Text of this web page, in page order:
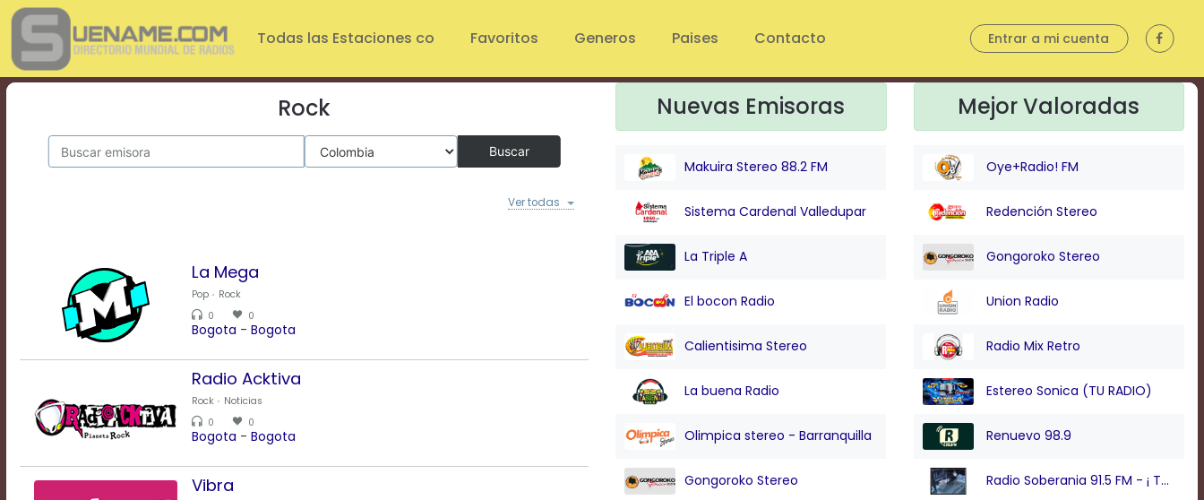
Play
Video
Play
Mute
Current
Remaining
-0:00
Chapters
descriptions
Todas las Estaciones co Favoritos Generos Paises Contacto Entrar a mi cuenta
Rock
Buscar
Ver todas
La Mega
Pop
Rock
0
0
Bogota - Bogota
Radio Acktiva
Rock
Noticias
0
0
Bogota - Bogota
Vibra
Nuevas Emisoras
Makuira Stereo 88.2 FM
Sistema Cardenal Valledupar
La Triple A
El bocon Radio
Calientisima Stereo
La buena Radio
Olimpica stereo - Barranquilla
Gongoroko Stereo
Mejor Valoradas
Oye+Radio! FM
Redención Stereo
Gongoroko Stereo
Union Radio
Radio Mix Retro
Estereo Sonica (TU RADIO)
Renuevo 98.9
Radio Soberania 91.5 FM - ¡ Tu Voz Comunitaria !